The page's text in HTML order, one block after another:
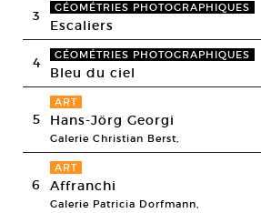
3 GÉOMÉTRIES PHOTOGRAPHIQUES
Escaliers
4 GÉOMÉTRIES PHOTOGRAPHIQUES
Bleu du ciel
5
ART
Hans-Jörg Georgi
Galerie Christian Berst,
6
ART
Affranchi
Galerie Patricia Dorfmann,